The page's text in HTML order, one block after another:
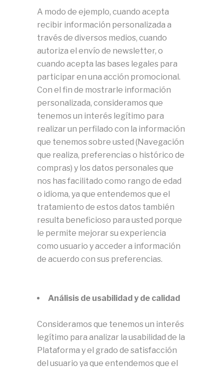
A modo de ejemplo, cuando acepta
recibir información personalizada a
través de diversos medios, cuando
autoriza el envío de newsletter, o
cuando acepta las bases legales para
participar en una acción promocional.
Con el fin de mostrarle información
personalizada, consideramos que
tenemos un interés legítimo para
realizar un perfilado con la información
que tenemos sobre usted (Navegación
que realiza, preferencias o histórico de
compras) y los datos personales que
nos has facilitado como rango de edad
o idioma, ya que entendemos que el
tratamiento de estos datos también
resulta beneficioso para usted porque
le permite mejorar su experiencia
como usuario y acceder a información
de acuerdo con sus preferencias.
Análisis de usabilidad y de calidad
Consideramos que tenemos un interés
legítimo para analizar la usabilidad de la
Plataforma y el grado de satisfacción
del usuario ya que entendemos que el